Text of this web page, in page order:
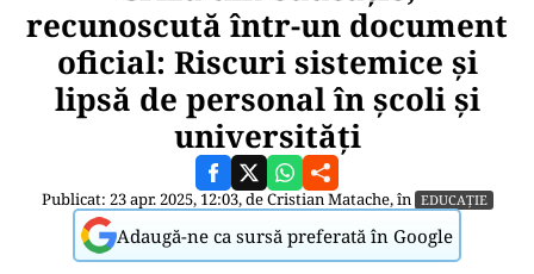
recunoscută într-un document
oficial: Riscuri sistemice și
lipsă de personal în școli și
universități
Publicat: 23 apr. 2025, 12:03, deCristian Matache, în EDUCAȚIE
Adaugă-ne ca sursă preferată în Google